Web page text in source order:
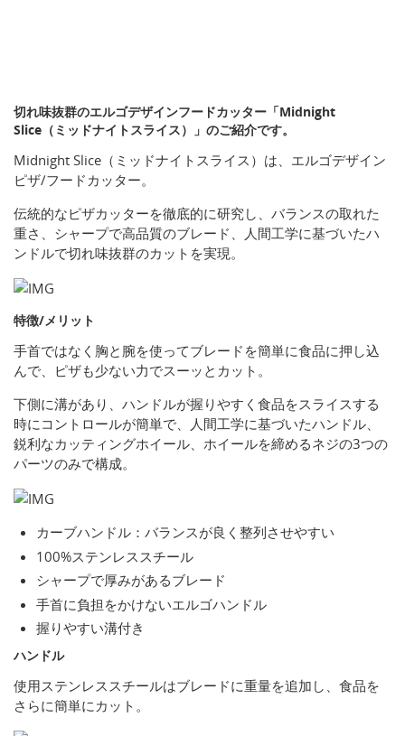
切れ味抜群のエルゴデザインフードカッター「Midnight
Slice（ミッドナイトスライス）」のご紹介です。
Midnight Slice（ミッドナイトスライス）は、エルゴデザイン
ピザ/フードカッター。
伝統的なピザカッターを徹底的に研究し、バランスの取れた
重さ、シャープで高品質のブレード、人間工学に基づいたハ
ンドルで切れ味抜群のカットを実現。
特徴/メリット
手首ではなく胸と腕を使ってブレードを簡単に食品に押し込
んで、ピザも少ない力でスーッとカット。
下側に溝があり、ハンドルが握りやすく食品をスライスする
時にコントロールが簡単で、人間工学に基づいたハンドル、
鋭利なカッティングホイール、ホイールを締めるネジの3つの
パーツのみで構成。
カーブハンドル：バランスが良く整列させやすい
100%ステンレススチール
シャープで厚みがあるブレード
手首に負担をかけないエルゴハンドル
握りやすい溝付き
ハンドル
使用ステンレススチールはブレードに重量を追加し、食品を
さらに簡単にカット。